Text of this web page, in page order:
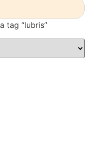
tag “lubris”